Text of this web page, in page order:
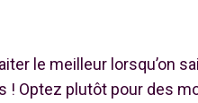
le meilleur lorsqu’on
! Optez plutôt pour des